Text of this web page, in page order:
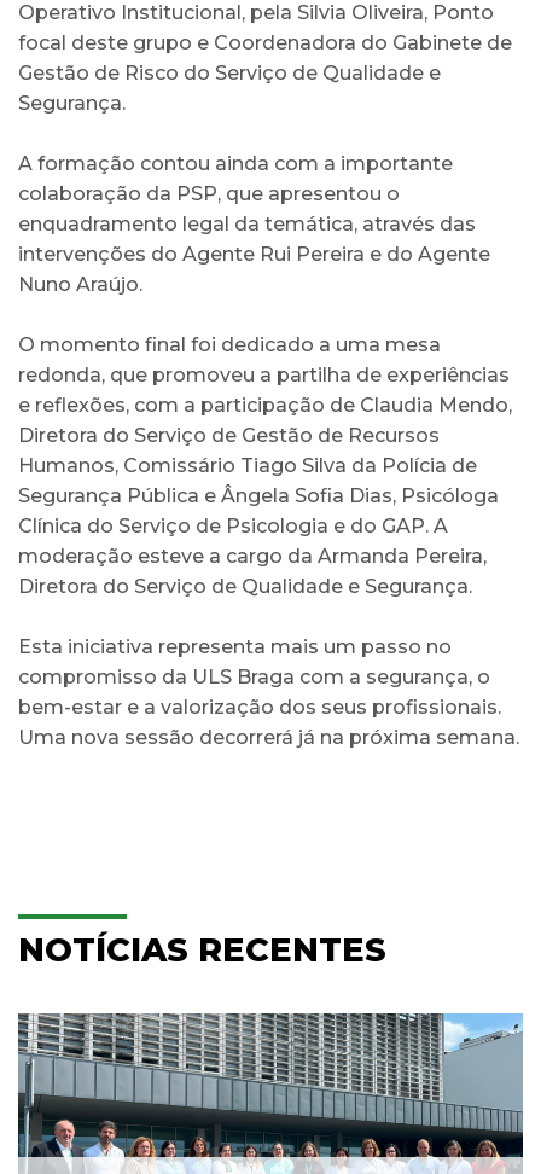
Operativo Institucional, pela Silvia Oliveira, Ponto
focal deste grupo e Coordenadora do Gabinete de
Gestão de Risco do Serviço de Qualidade e
Segurança.
A formação contou ainda com a importante
colaboração da PSP, que apresentou o
enquadramento legal da temática, através das
intervenções do Agente Rui Pereira e do Agente
Nuno Araújo.
O momento final foi dedicado a uma mesa
redonda, que promoveu a partilha de experiências
e reflexões, com a participação de Claudia Mendo,
Diretora do Serviço de Gestão de Recursos
Humanos, Comissário Tiago Silva da Polícia de
Segurança Pública e Ângela Sofia Dias, Psicóloga
Clínica do Serviço de Psicologia e do GAP. A
moderação esteve a cargo da Armanda Pereira,
Diretora do Serviço de Qualidade e Segurança.
Esta iniciativa representa mais um passo no
compromisso da ULS Braga com a segurança, o
bem-estar e a valorização dos seus profissionais.
Uma nova sessão decorrerá já na próxima semana.
NOTÍCIAS RECENTES